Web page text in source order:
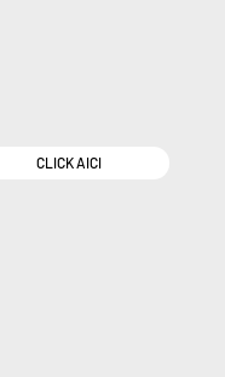
CLICK AICI